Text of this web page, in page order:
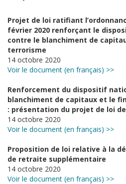
Projet de loi ratifiant
février 2020 renforçant le
contre le blanchiment de
terrorisme
14 octobre 2020
Voir le document (en français) >>
Renforcement du dispositif
blanchiment de capitaux et le
: présentation du projet de loi
14 octobre 2020
Voir le document (en français) >>
Proposition de loi relative à la
de retraite supplémentaire
14 octobre 2020
Voir le document (en français) >>